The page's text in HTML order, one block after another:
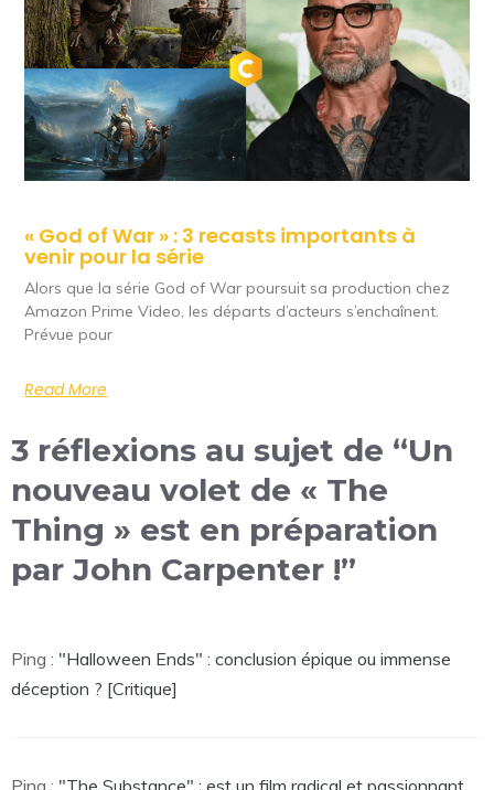
« God of War » : 3 recasts importants à
venir pour la série
Alors que la série God of War poursuit sa production chez
Amazon Prime Video, les départs d’acteurs s’enchaînent.
Prévue pour
Read More
3 réflexions au sujet de “Un
nouveau volet de « The
Thing » est en préparation
par John Carpenter !”
Ping : "Halloween Ends" : conclusion épique ou immense
déception ? [Critique]
Ping : "The Substance" : est un film radical et passionnant